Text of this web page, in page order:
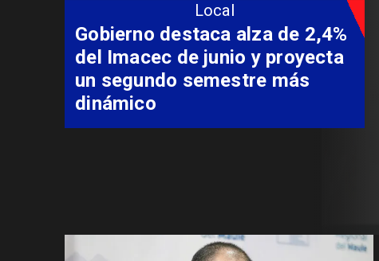
Local
Coordinación entre Curepto,
Delegación Presidencial y
Carabineros permite rescate
aeromédico de paciente
aislado